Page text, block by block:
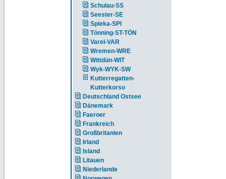
Schulau-SS
Seester-SE
Spieka-SPI
Tönning-ST-TÖN
Varel-VAR
Wremen-WRE
Wittdün-WIT
Wyk-WYK-SW
Kutterregatten-
Kutterkorso
Deutschland Ostsee
Dänemark
Faeroer
Frankreich
Großbritanien
Irland
Island
Litauen
Niederlande